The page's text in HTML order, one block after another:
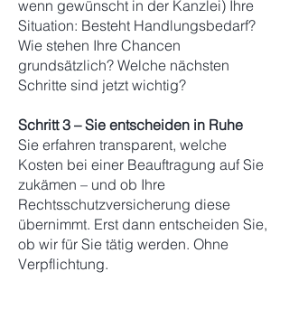
wenn gewünscht in der Kanzlei) Ihre
Situation: Besteht Handlungsbedarf?
Wie stehen Ihre Chancen
grundsätzlich? Welche nächsten
Schritte sind jetzt wichtig?
Schritt 3 – Sie entscheiden in Ruhe
Sie erfahren transparent, welche
Kosten bei einer Beauftragung auf Sie
zukämen – und ob Ihre
Rechtsschutzversicherung diese
übernimmt. Erst dann entscheiden Sie,
ob wir für Sie tätig werden. Ohne
Verpflichtung.